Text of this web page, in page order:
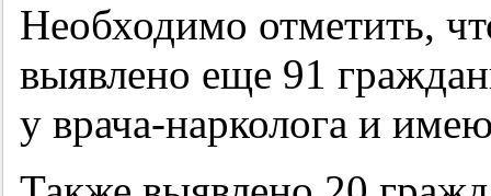
Необходимо отметить,
выявлено еще 91
у врача-нарколога и